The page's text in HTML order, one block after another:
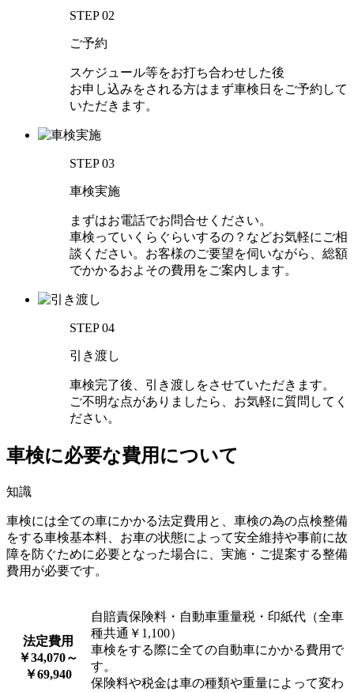
STEP 02
ご予約
スケジュール等をお打ち合わせした後
お申し込みをされる方はまず車検日をご予約して
いただきます。
STEP 03
車検実施
まずはお電話でお問合せください。
車検っていくらぐらいするの？などお気軽にご相
談ください。お客様のご要望を伺いながら、総額
でかかるおよその費用をご案内します。
STEP 04
引き渡し
車検完了後、引き渡しをさせていただきます。
ご不明な点がありましたら、お気軽に質問してく
ださい。
車検に必要な費用について
知識
車検には全ての車にかかる法定費用と、車検の為の点検整備
をする車検基本料、お車の状態によって安全維持や事前に故
障を防ぐために必要となった場合に、実施・ご提案する整備
費用が必要です。
法定費用
￥34,070～
￥69,940
自賠責保険料・自動車重量税・印紙代（全車
種共通￥1,100）
車検をする際に全ての自動車にかかる費用で
す。
保険料や税金は車の種類や重量によって変わ